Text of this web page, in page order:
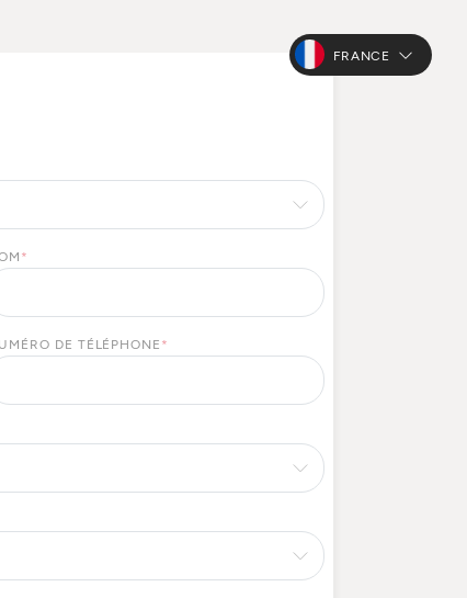
FRANCE
*
DE TÉLÉPHONE *